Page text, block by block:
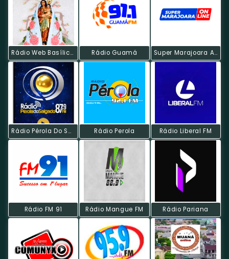
Rádio Web Basílica De Nazaré Rádio Guamá Super Marajoara AM KHz
Rádio Pérola Do Salgado Rádio Perola Rádio Liberal FM
Rádio FM 91 Rádio Mangue FM Rádio Pariana